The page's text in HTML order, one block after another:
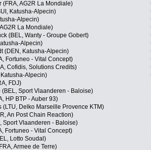
(FRA, AG2R La Mondiale)
Katusha-Alpecin)
Alpecin)
La Mondiale)
(BEL, Wanty - Groupe Gobert)
Alpecin)
(DEN, Katusha-Alpecin)
Fortuneo - Vital Concept)
Cofidis, Solutions Credits)
Alpecin)
FDJ)
(BEL, Sport Vlaanderen - Baloise)
HP BTP - Auber 93)
(LTU, Delko Marseille Provence KTM)
An Post Chain Reaction)
Sport Vlaanderen - Baloise)
Fortuneo - Vital Concept)
Lotto Soudal)
Armee de Terre)